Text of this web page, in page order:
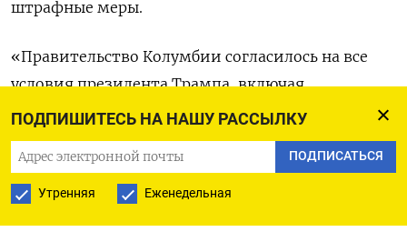
ПОДПИШИТЕСЬ НА НАШУ РАССЫЛКУ
ПОДПИСАТЬСЯ
Утренняя Еженедельная
штрафные меры.
«Правительство Колумбии согласилось на все
условия президента Трампа, включая
неограниченный прием всех нелегальных
иммигрантов из Колумбии, возвращаемых из
Соединенных Штатов, в том числе военными
самолетами США, без ограничений и задержек»,